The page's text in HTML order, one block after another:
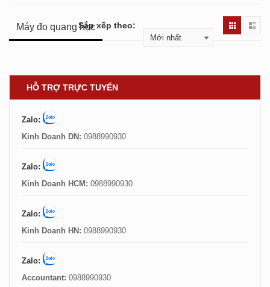
HỖ TRỢ TRỰC TUYẾN
Zalo:
Kinh Doanh DN: 0988990930
Zalo:
Kinh Doanh HCM: 0988990930
Zalo:
Kinh Doanh HN: 0988990930
Zalo:
Accountant: 0988990930
Máy đo quang họcSắp xếp theo: